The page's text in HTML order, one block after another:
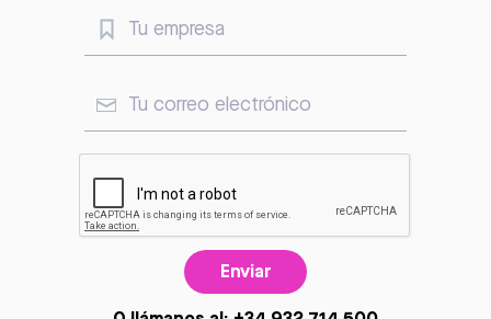
Enviar